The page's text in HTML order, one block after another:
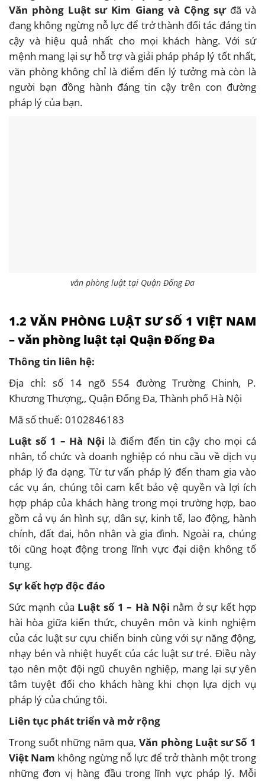
Văn phòng Luật sư Kim Giang và Cộng sựđã và
đang không ngừng nỗ lực để trở thành đối tác đáng tin
cậy và hiệu quả nhất cho mọi khách hàng. Với sứ
mệnh mang lại sự hỗ trợ và giải pháp pháp lý tốt nhất,
văn phòng không chỉ là điểm đến lý tưởng mà còn là
người bạn đồng hành đáng tin cậy trên con đường
pháp lý của bạn.
văn phòng luật tại Quận Đống Đa
1.2 VĂN PHÒNG LUẬT SƯ SỐ 1 VIỆT NAM
– văn phòng luật tại Quận Đống Đa
Thông tin liên hệ:
Địa chỉ: số 14 ngõ 554 đường Trường Chinh, P.
Khương Thượng,, Quận Đống Đa, Thành phố Hà Nội
Mã số thuế: 0102846183
Luật số 1 – Hà Nội là điểm đến tin cậy cho mọi cá
nhân, tổ chức và doanh nghiệp có nhu cầu về dịch vụ
pháp lý đa dạng. Từ tư vấn pháp lý đến tham gia vào
các vụ án, chúng tôi cam kết bảo vệ quyền và lợi ích
hợp pháp của khách hàng trong mọi trường hợp, bao
gồm cả vụ án hình sự, dân sự, kinh tế, lao động, hành
chính, đất đai, hôn nhân và gia đình. Ngoài ra, chúng
tôi cũng hoạt động trong lĩnh vực đại diện không tố
tụng.
Sự kết hợp độc đáo
Sức mạnh của Luật số 1 – Hà Nội nằm ở sự kết hợp
hài hòa giữa kiến thức, chuyên môn và kinh nghiệm
của các luật sư cựu chiến binh cùng với sự năng động,
nhạy bén và nhiệt huyết của các luật sư trẻ. Điều này
tạo nên một đội ngũ chuyên nghiệp, mang lại sự yên
tâm tuyệt đối cho khách hàng khi chọn lựa dịch vụ
pháp lý của chúng tôi.
Liên tục phát triển và mở rộng
Trong suốt những năm qua, Văn phòng Luật sư Số 1
Việt Nam không ngừng nỗ lực để trở thành một trong
những đơn vị hàng đầu trong lĩnh vực pháp lý. Mỗi